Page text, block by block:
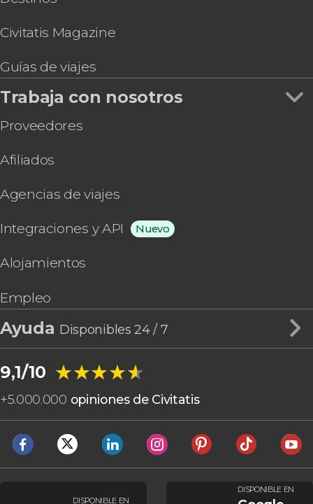
Civitatis Magazine
Guías de viajes
Trabaja con nosotros
Proveedores
Afiliados
Agencias de viajes
Integraciones y API Nuevo
Alojamientos
Empleo
Ayuda Disponibles 24 / 7
9,1/10 ★★★★★
★★★★★
+5.000.000 opiniones de Civitatis
DISPONIBLE EN
DISPONIBLE EN